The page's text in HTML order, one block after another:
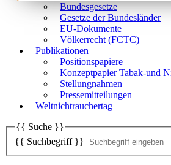
Bundesgesetze
Gesetze der Bundesländer
EU-Dokumente
Völkerrecht (FCTC)
Publikationen
Positionspapiere
Konzeptpapier Tabak-und
Stellungnahmen
Pressemitteilungen
Weltnichtrauchertag
{{ Suche }}
{{ Suchbegriff }}